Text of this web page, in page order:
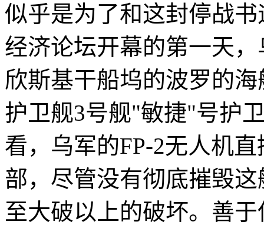
似乎是为了和这封停战
经济论坛开幕的第一天
欣斯基干船坞的波罗的
护卫舰3号舰"敏捷"号护
看，乌军的FP-2无人机
部，尽管没有彻底摧毁
至大破以上的破坏。善